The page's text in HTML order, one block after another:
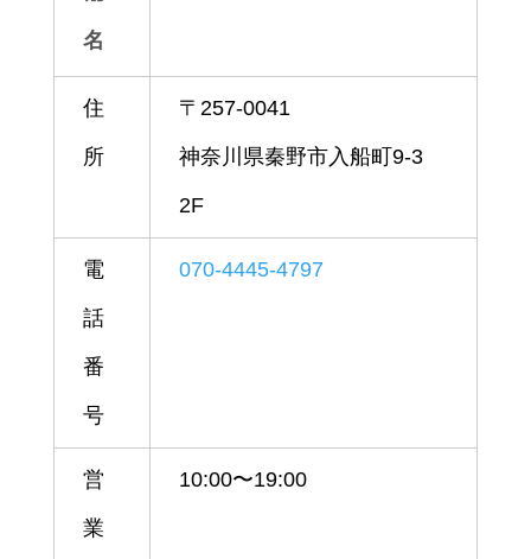
名
住
所
〒257-0041
神奈川県秦野市入船町9-3
2F
電
話
番
号
070-4445-4797
営
業
10:00〜19:00